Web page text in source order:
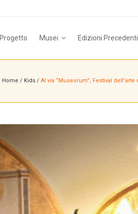
Progetto Musei Edizioni Precedenti
Home / Kids / Al via “Museorum”, Festival